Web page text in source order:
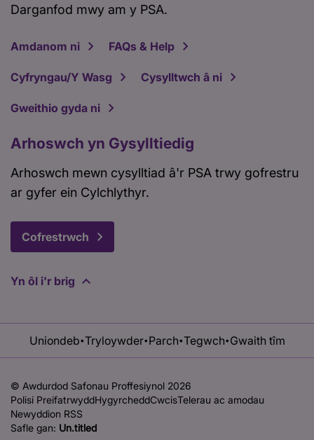
Darganfod mwy am y PSA.
Amdanom ni FAQs & Help
Cyfryngau/Y Wasg Cysylltwch â ni
Gweithio gyda ni
Arhoswch yn Gysylltiedig
Arhoswch mewn cysylltiad â'r PSA trwy gofrestru
ar gyfer ein Cylchlythyr.
Cofrestrwch
Yn ôl i'r brig
Uniondeb•Tryloywder• Parch•Tegwch• Gwaith tîm
© Awdurdod Safonau Proffesiynol 2026
Polisi PreifatrwyddHygyrcheddCwcisTelerau ac amodau
Newyddion RSS
Safle gan: Un.titled